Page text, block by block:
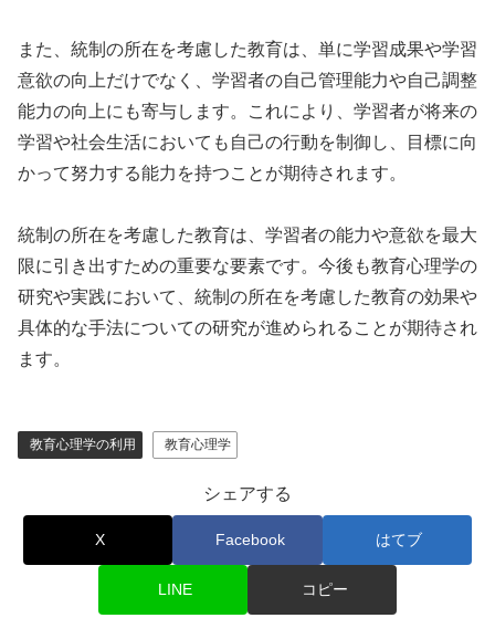
また、統制の所在を考慮した教育は、単に学習成果や学習
意欲の向上だけでなく、学習者の自己管理能力や自己調整
能力の向上にも寄与します。これにより、学習者が将来の
学習や社会生活においても自己の行動を制御し、目標に向
かって努力する能力を持つことが期待されます。
統制の所在を考慮した教育は、学習者の能力や意欲を最大
限に引き出すための重要な要素です。今後も教育心理学の
研究や実践において、統制の所在を考慮した教育の効果や
具体的な手法についての研究が進められることが期待され
ます。
教育心理学の利用 教育心理学
シェアする
X Facebook はてブ
LINE コピー